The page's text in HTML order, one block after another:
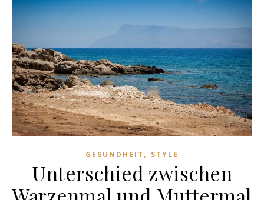
GESUNDHEIT , STYLE
Unterschied zwischen